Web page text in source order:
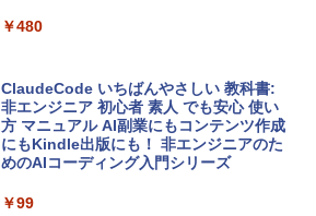
tomtoc 360°保護 15.6 16インチ パソコ
￥2,952
Apple 2026 MacBook Air M5チップ搭載
igence、13.6インチLiquid Retinaディ
ラインコード版
Microsoft Office Home & Business 202
4(最新 永続版)|オンラインコード版|Wind
ows11、10/mac対応|PC2台
￥39,582
￥480
ClaudeCode いちばんやさしい 教科書:
非エンジニア 初心者 素人 でも安心 使い
方 マニュアル AI副業にもコンテンツ作成
にもKindle出版にも！ 非エンジニアのた
めのAIコーディング入門シリーズ
￥99